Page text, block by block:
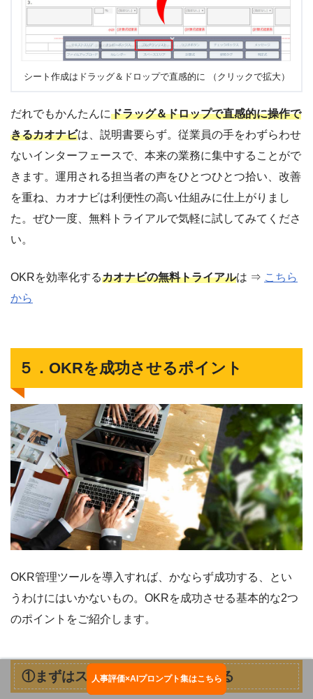
シート作成はドラッグ＆ドロップで直感的に （クリックで拡大）
だれでもかんたんにドラッグ＆ドロップで直感的に操作で
きるカオナビは、説明書要らず。従業員の手をわずらわせ
ないインターフェースで、本来の業務に集中することがで
きます。運用される担当者の声をひとつひとつ拾い、改善
を重ね、カオナビは利便性の高い仕組みに仕上がりまし
た。ぜひ一度、無料トライアルで気軽に試してみてくださ
い。
OKRを効率化するカオナビの無料トライアルは ⇒ こちら
から
５．OKRを成功させるポイント
OKR管理ツールを導入すれば、かならず成功する、とい
うわけにはいかないもの。OKRを成功させる基本的な2つ
のポイントをご紹介します。
①まずはスモールスタートで始める
お役立ち資料ダウンロード
人事評価×AIプロンプト集はこちら